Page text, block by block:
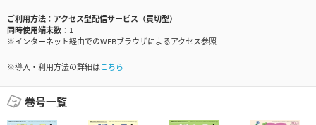
ご利用方法
アクセス型配信サービス（買切型）
同時使用端末数
1
※インターネット経由でのWEBブラウザによるアクセス参照
※導入・利用方法の詳細はこちら
巻号一覧